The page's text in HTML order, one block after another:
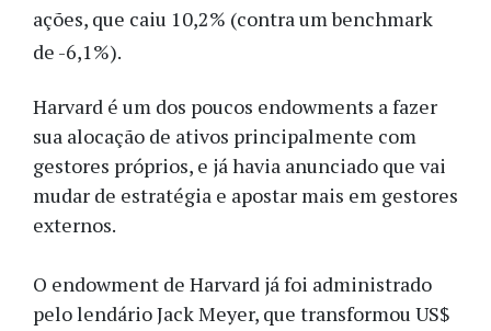
ações, que caiu 10,2% (contra um benchmark
de -6,1%).
Harvard é um dos poucos endowments a fazer
sua alocação de ativos principalmente com
gestores próprios, e já havia anunciado que vai
mudar de estratégia e apostar mais em gestores
externos.
O endowment de Harvard já foi administrado
pelo lendário Jack Meyer, que transformou US$